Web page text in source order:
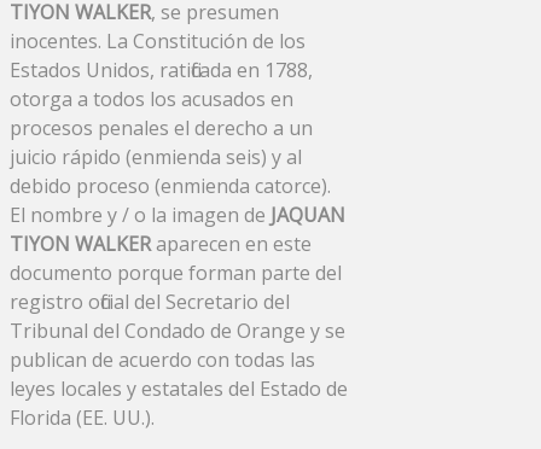
TIYON WALKER, se presumen
inocentes. La Constitución de los
Estados Unidos, ratificada en 1788,
otorga a todos los acusados ​​en
procesos penales el derecho a un
juicio rápido (enmienda seis) y al
debido proceso (enmienda catorce).
El nombre y / o la imagen de JAQUAN
TIYON WALKERaparecen en este
documento porque forman parte del
registro oficial del Secretario del
Tribunal del Condado de Orange y se
publican de acuerdo con todas las
leyes locales y estatales del Estado de
Florida (EE. UU.).